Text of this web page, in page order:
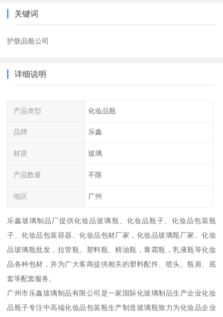
关键词
护肤品瓶公司
详细说明
产品类型 化妆品瓶
品牌 乐鑫
材质 玻璃
产品数量 不限
地区 广州
乐鑫玻璃制品厂提供化妆品玻璃瓶、化妆品瓶子、化妆品包装瓶
子、化妆品包装容器、化妆品包材厂家，化妆品玻璃瓶厂家、化妆
品玻璃瓶批发，拉管瓶、塑料瓶、精油瓶，膏霜瓶，乳液瓶等化妆
品各种包材，并为广大客商提供相关的塑料配件、喷头、瓶肩、底
套等配套服务。
广州市乐鑫玻璃制品有限公司是一家国际化玻璃制品生产企业化妆
品瓶子专注中高端化妆品包装瓶生产制造玻璃瓶致力为化妆品企业